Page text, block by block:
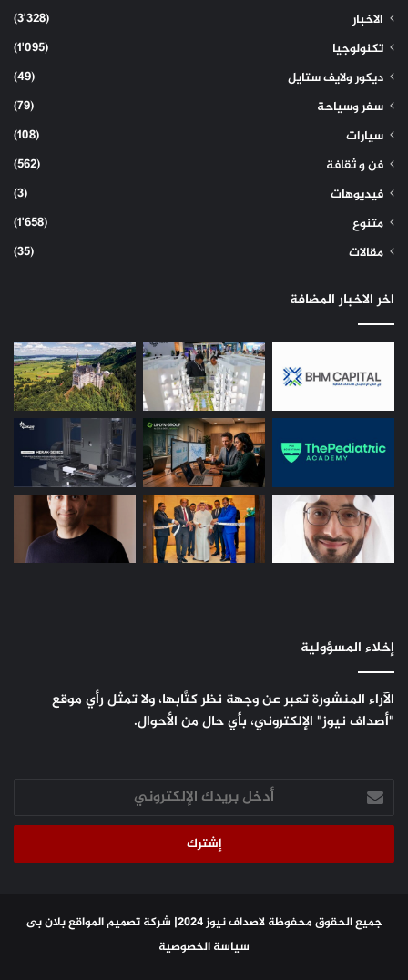
الاخبار
(3٬328)
تكنولوجيا
(1٬095)
ديكور ولايف ستايل
(49)
سفر وسياحة
(79)
سيارات
(108)
فن و ثقافة
(562)
فيديوهات
(3)
متنوع
(1٬658)
مقالات
(35)
اخر الاخبار المضافة
إخلاء المسؤولية
الآراء المنشورة تعبر عن وجهة نظر كتَّابها، ولا تمثل رأي موقع
"أصداف نيوز" الإلكتروني، بأي حال من الأحوال.
أدخل
بريدك
الإلكتروني
جميع الحقوق محفوظة لاصداف نيوز 2024| شركة تصميم المواقعبلان بى
سياسة الخصوصية